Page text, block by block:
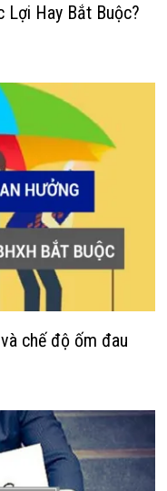
Lợi Hay Bắt Buộc?
chế độ ốm đau